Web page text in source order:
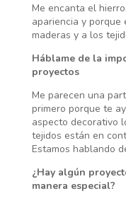
Me encanta el
apariencia y porque
maderas y a los
Háblame de la
proyectos
Me parecen una
primero porque te
aspecto decorativo
tejidos están en
Estamos hablando
¿Hay algún
manera especial?